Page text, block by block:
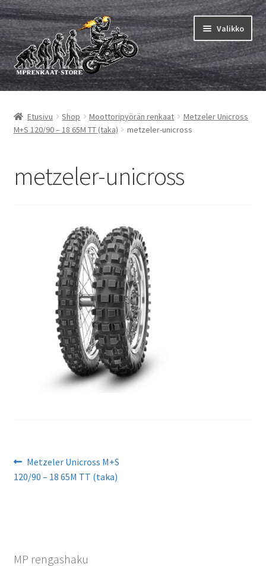
Siirry
navigointiin
Siirry
sisältöön
Valikko
MP renkaat
tason
Sisärenkaat ja nauhat
Vinkit&ohjeet
Etusivu Shop Moottoripyörän renkaat
Metzeler Unicross
M+S 120/90 – 18 65M TT (taka)
metzeler-unicross
metzeler-unicross
Artikkelien
selaus
Edellinen
artikkeli
Metzeler Unicross M+S
120/90 – 18 65M TT (taka)
MP rengashaku